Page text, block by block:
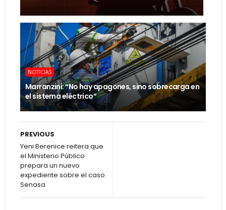
NOTICIAS
Marranzini: “No hay apagones, sino sobrecarga en
el sistema eléctrico”
PREVIOUS
Yeni Berenice reitera que
el Ministerio Público
prepara un nuevo
expediente sobre el caso
Senasa